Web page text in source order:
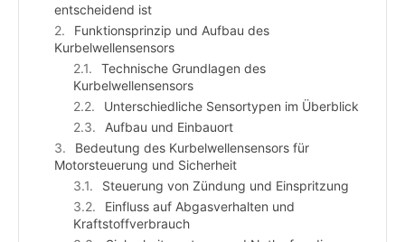
entscheidend ist
Funktionsprinzip und Aufbau des
Kurbelwellensensors
Technische Grundlagen des
Kurbelwellensensors
Unterschiedliche Sensortypen im Überblick
Aufbau und Einbauort
Bedeutung des Kurbelwellensensors für
Motorsteuerung und Sicherheit
Steuerung von Zündung und Einspritzung
Einfluss auf Abgasverhalten und
Kraftstoffverbrauch